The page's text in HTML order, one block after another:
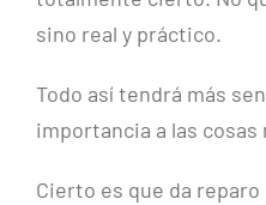
sino real y práctico.
Todo así tendrá más
importancia a las
Cierto es que da